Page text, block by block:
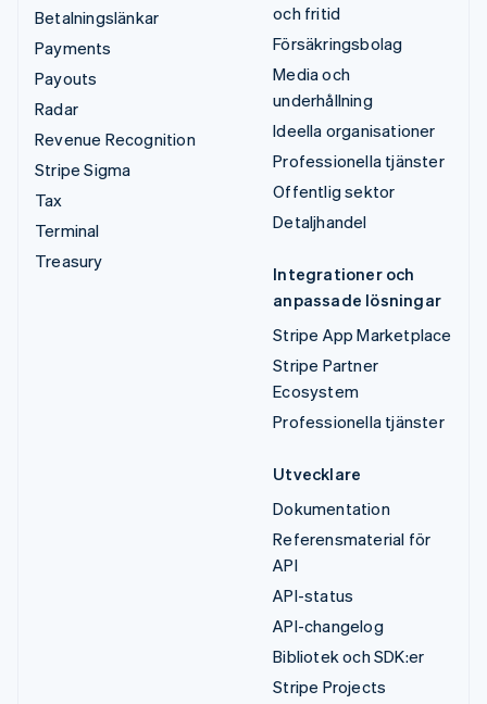
Betalningslänkar
Payments
Payouts
Radar
Revenue Recognition
Stripe Sigma
Tax
Terminal
Treasury
och fritid
Försäkringsbolag
Media och
underhållning
Ideella organisationer
Professionella tjänster
Offentlig sektor
Detaljhandel
Integrationer och
anpassade lösningar
Stripe App Marketplace
Stripe Partner
Ecosystem
Professionella tjänster
Utvecklare
Dokumentation
Referensmaterial för
API
API-status
API-changelog
Bibliotek och SDK:er
Stripe Projects